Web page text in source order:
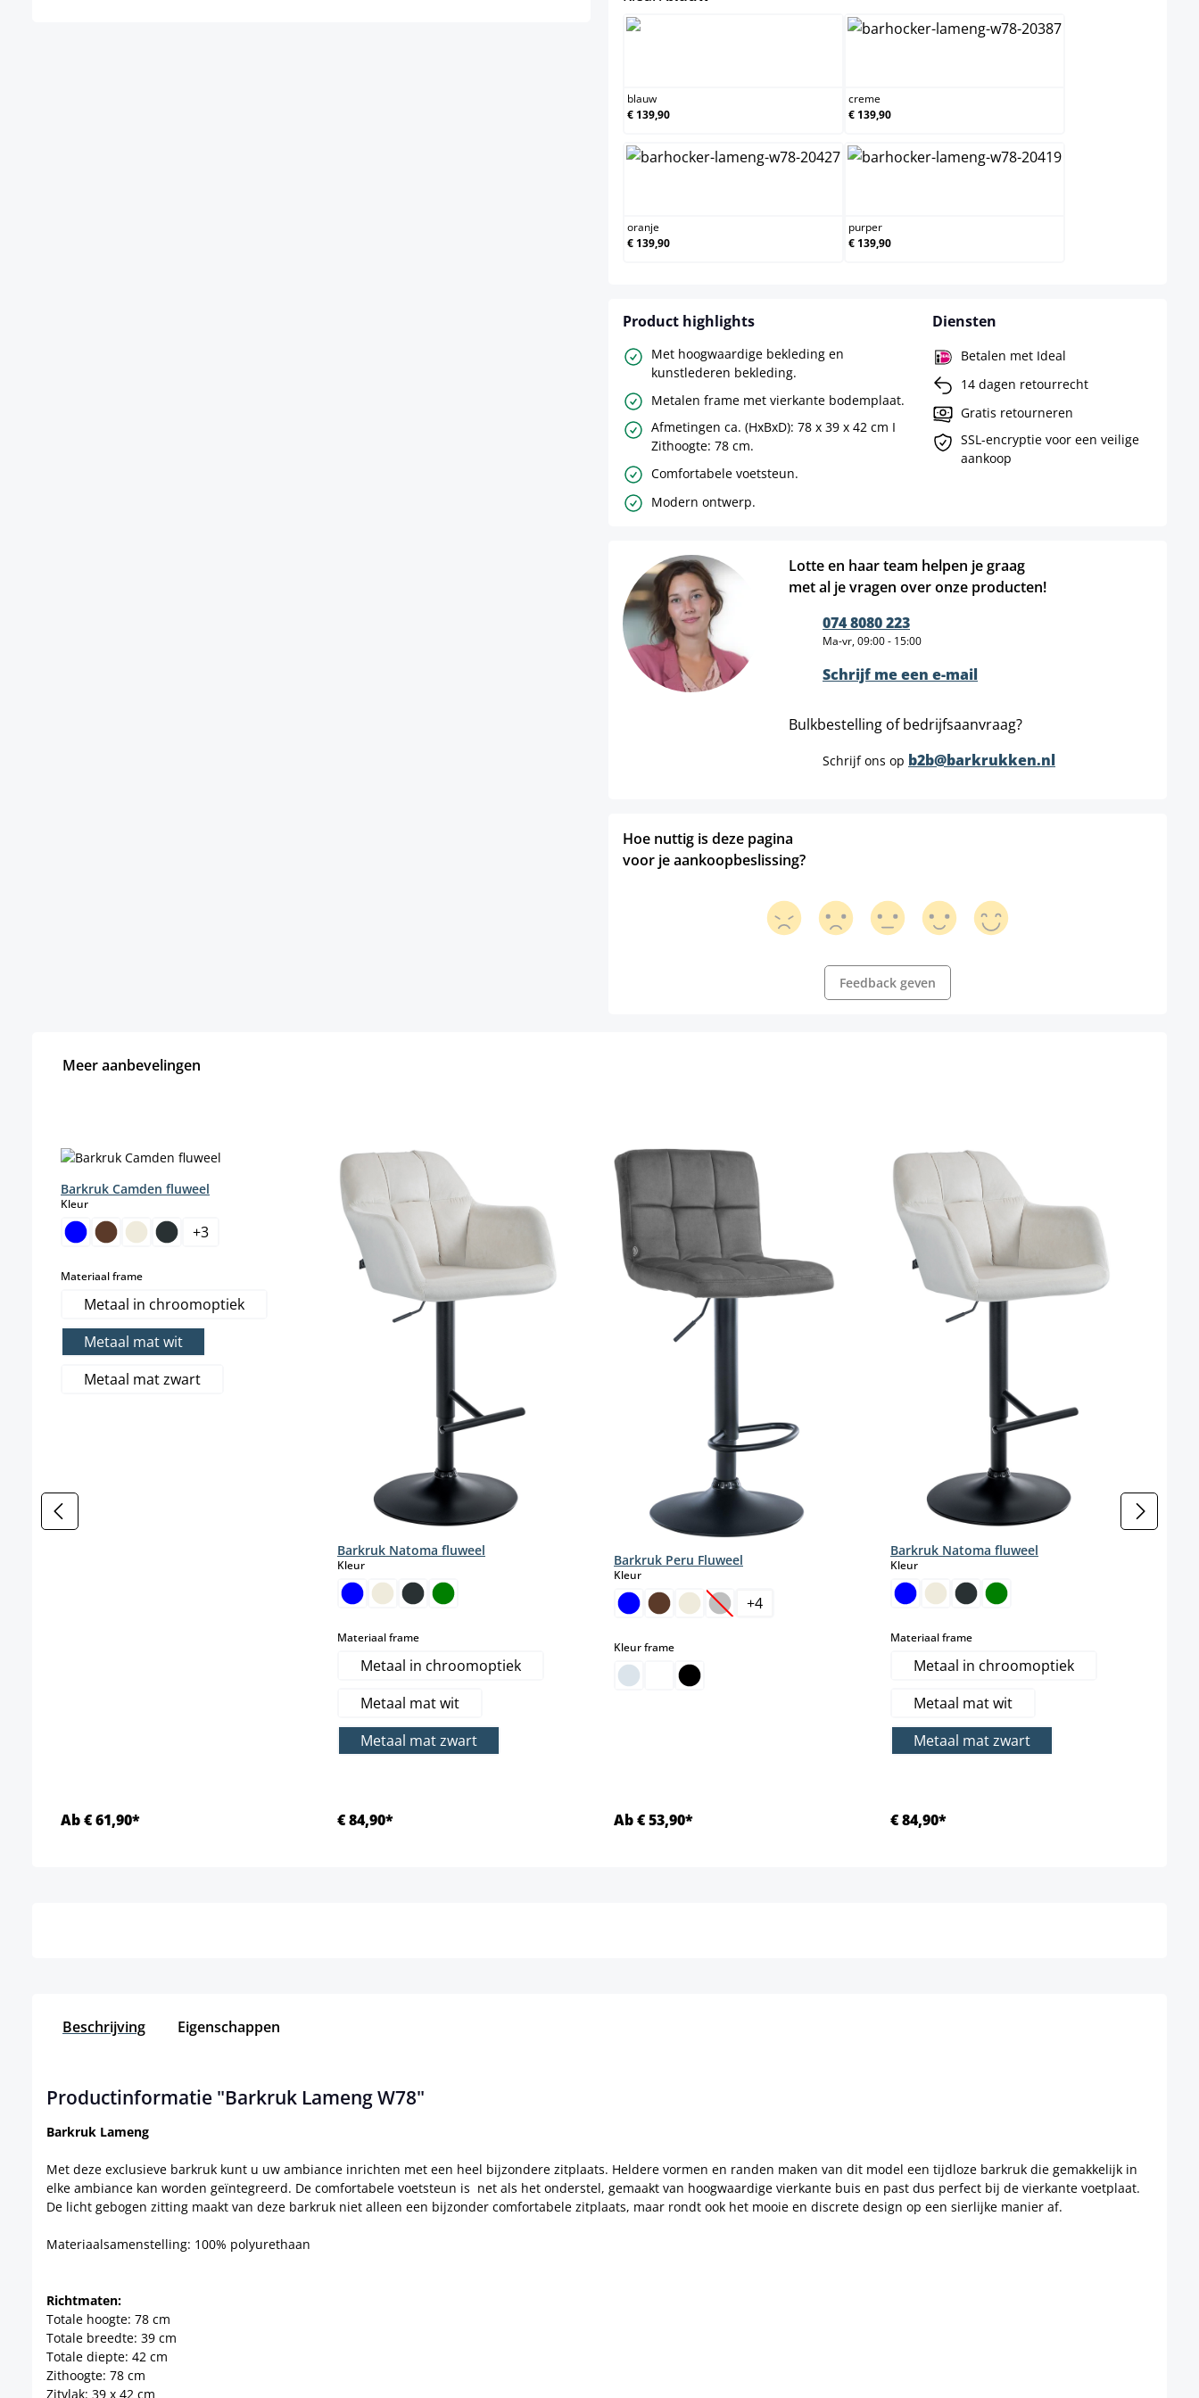
blauw
€ 139,90
creme
€ 139,90
oranje
€ 139,90
purper
€ 139,90
Product highlights
Met hoogwaardige bekleding en
kunstlederen bekleding.
Metalen frame met vierkante bodemplaat.
Afmetingen ca. (HxBxD): 78 x 39 x 42 cm I
Zithoogte: 78 cm.
Comfortabele voetsteun.
Modern ontwerp.
Diensten
Betalen met Ideal
14 dagen retourrecht
Gratis retourneren
SSL-encryptie voor een veilige
aankoop
Lotte en haar team helpen je graag
met al je vragen over onze producten!
074 8080 223
Ma-vr, 09:00 - 15:00
Schrijf me een e-mail
Bulkbestelling of bedrijfsaanvraag?
Schrijf ons op b2b@barkrukken.nl
Hoe nuttig is deze pagina
voor je aankoopbeslissing?
Feedback geven
Meer aanbevelingen
Barkruk Camden fluweel
Kleurselect
+3
Materiaal frameselect
Metaal in chroomoptiek
Metaal mat wit
Metaal mat zwart
Ab € 61,90*
Barkruk Natoma fluweel
Kleurselect
Materiaal frameselect
Metaal in chroomoptiek
Metaal mat wit
Metaal mat zwart
€ 84,90*
Barkruk Peru Fluweel
Kleurselect
(Deze optie is momenteel niet beschikbaar.)
+4
Kleur frameselect
Ab € 53,90*
Barkruk Natoma fluweel
Kleurselect
Materiaal frameselect
Metaal in chroomoptiek
Metaal mat wit
Metaal mat zwart
€ 84,90*
Beschrijving Eigenschappen
Productinformatie "Barkruk Lameng W78"
Barkruk Lameng
Met deze exclusieve barkruk kunt u uw ambiance inrichten met een heel bijzondere zitplaats. Heldere vormen en randen maken van dit model een tijdloze barkruk die gemakkelijk in
elke ambiance kan worden geïntegreerd. De comfortabele voetsteun is net als het onderstel, gemaakt van hoogwaardige vierkante buis en past dus perfect bij de vierkante voetplaat.
De licht gebogen zitting maakt van deze barkruk niet alleen een bijzonder comfortabele zitplaats, maar rondt ook het mooie en discrete design op een sierlijke manier af.
Materiaalsamenstelling: 100% polyurethaan
Richtmaten:
Totale hoogte: 78 cm
Totale breedte: 39 cm
Totale diepte: 42 cm
Zithoogte: 78 cm
Zitvlak: 39 x 42 cm